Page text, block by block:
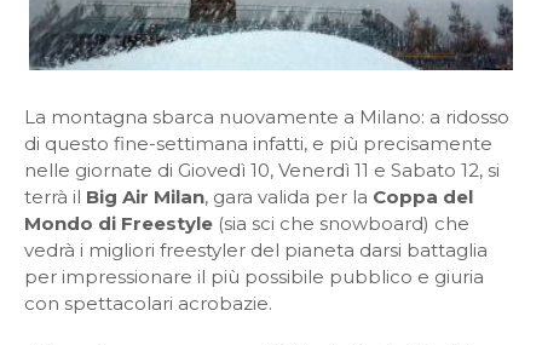
La montagna sbarca nuovamente a Milano: a ridosso
di questo fine-settimana infatti, e più precisamente
nelle giornate di Giovedì 10, Venerdì 11 e Sabato 12, si
terrà il Big Air Milan, gara valida per la Coppa del
Mondo di Freestyle (sia sci che snowboard) che
vedrà i migliori freestyler del pianeta darsi battaglia
per impressionare il più possibile pubblico e giuria
con spettacolari acrobazie.